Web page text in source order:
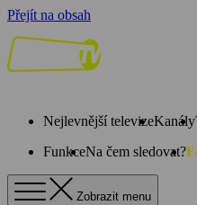
Přejít na obsah
Nejlevnější televizeKanály
FunkceNa čem sledovat?
Zobrazit menu